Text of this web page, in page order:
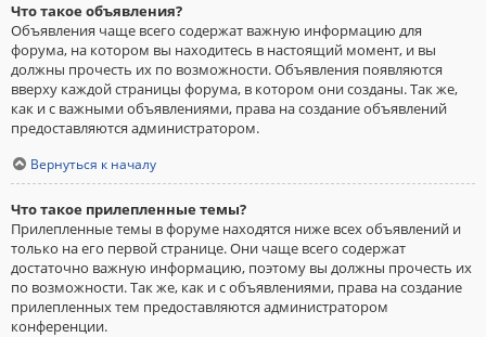
Что такое объявления?
Объявления чаще всего содержат важную информацию для
форума, на котором вы находитесь в настоящий момент, и вы
должны прочесть их по возможности. Объявления появляются
вверху каждой страницы форума, в котором они созданы. Так же,
как и с важными объявлениями, права на создание объявлений
предоставляются администратором.
Вернуться к началу
Что такое прилепленные темы?
Прилепленные темы в форуме находятся ниже всех объявлений и
только на его первой странице. Они чаще всего содержат
достаточно важную информацию, поэтому вы должны прочесть их
по возможности. Так же, как и с объявлениями, права на создание
прилепленных тем предоставляются администратором
конференции.